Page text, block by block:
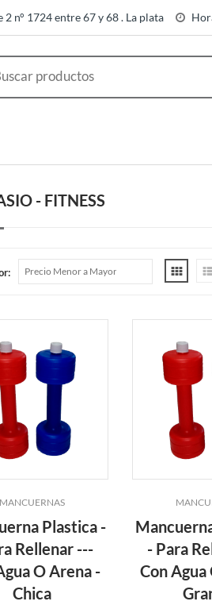
2 n° 1724 entre 67 y 68 . La plata
- FITNESS
MANCUERNAS
Plastica -
Rellenar ---
O Arena -
Chica
- Para
Con Agua